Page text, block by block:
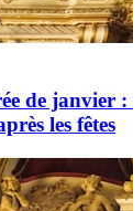
de janvier
les fêtes